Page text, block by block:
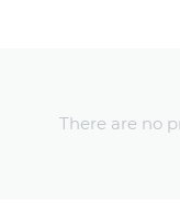
There are no